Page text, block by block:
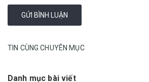
TIN CÙNG CHUYÊN MỤC
Danh mục bài viết